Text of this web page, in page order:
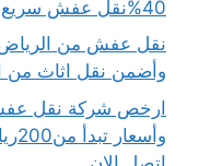
40%نقل عفش سريع وامن بأفضل الأسعار
وأضمن نقل اثاث من
ارخص شركة نقل عفش